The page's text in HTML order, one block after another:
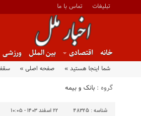
تبلیغات تماس با ما
خانه اقتصادی بین الملل ورزشی
شما اینجا هستید » صفحه اصلی » سقف
گروه : بانک و بیمه
شناسه : 48325 ۲۲ اسفند ۱۴۰۳ - ۱۰:۰۵